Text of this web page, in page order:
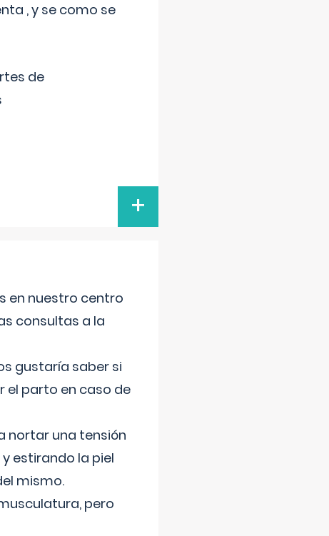
, y se como se
de
+
en nuestro centro
consultas a la
gustaría saber si
el parto en caso de
nortar una tensión
estirando la piel
mismo.
pero